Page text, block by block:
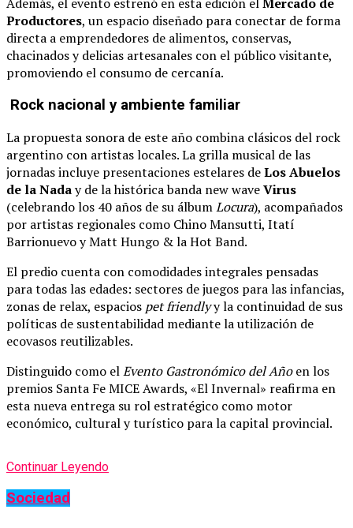
Además, el evento estrenó en esta edición elMercado de
Productores, un espacio diseñado para conectar de forma
directa a emprendedores de alimentos, conservas,
chacinados y delicias artesanales con el público visitante,
promoviendo el consumo de cercanía.
Rock nacional y ambiente familiar
La propuesta sonora de este año combina clásicos del rock
argentino con artistas locales. La grilla musical de las
jornadas incluye presentaciones estelares deLos Abuelos
de la Naday de la histórica banda new waveVirus
(celebrando los 40 años de su álbumLocura), acompañados
por artistas regionales como Chino Mansutti, Itatí
Barrionuevo y Matt Hungo & la Hot Band.
El predio cuenta con comodidades integrales pensadas
para todas las edades: sectores de juegos para las infancias,
zonas de relax, espacios pet friendlyy la continuidad de sus
políticas de sustentabilidad mediante la utilización de
ecovasos reutilizables.
Distinguido como elEvento Gastronómico del Añoen los
premios Santa Fe MICE Awards, «El Invernal» reafirma en
esta nueva entrega su rol estratégico como motor
económico, cultural y turístico para la capital provincial.
Continuar Leyendo
Sociedad